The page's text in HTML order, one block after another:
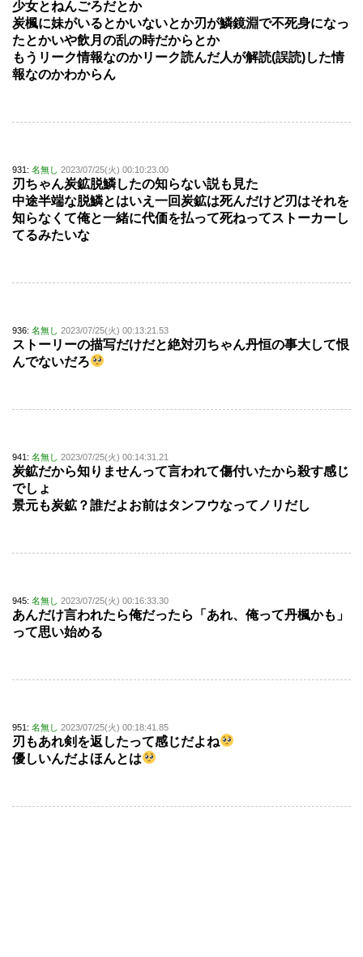
少女とねんごろだとか
炭楓に妹がいるとかいないとか刃が鱗鏡淵で不死身になっ
たとかいや飲月の乱の時だからとか
もうリーク情報なのかリーク読んだ人が解読(誤読)した情
報なのかわからん
931: 名無し 2023/07/25(火) 00:10:23.00
刃ちゃん炭鉱脱鱗したの知らない説も見た
中途半端な脱鱗とはいえ一回炭鉱は死んだけど刃はそれを
知らなくて俺と一緒に代価を払って死ねってストーカーし
てるみたいな
936: 名無し 2023/07/25(火) 00:13:21.53
ストーリーの描写だけだと絶対刃ちゃん丹恒の事大して恨
んでないだろ
941: 名無し 2023/07/25(火) 00:14:31.21
炭鉱だから知りませんって言われて傷付いたから殺す感じ
でしょ
景元も炭鉱？誰だよお前はタンフウなってノリだし
945: 名無し 2023/07/25(火) 00:16:33.30
あんだけ言われたら俺だったら「あれ、俺って丹楓かも」
って思い始める
951: 名無し 2023/07/25(火) 00:18:41.85
刃もあれ剣を返したって感じだよね
優しいんだよほんとは